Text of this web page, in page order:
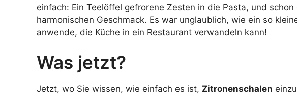
einfach: Ein Teelöffel gefrorene Zesten in die Pasta, und
harmonischen Geschmack. Es war unglaublich, wie ein so
anwende, die Küche in ein Restaurant verwandeln kann!
Was jetzt?
Jetzt, wo Sie wissen, wie einfach es ist, Zitronenschalen